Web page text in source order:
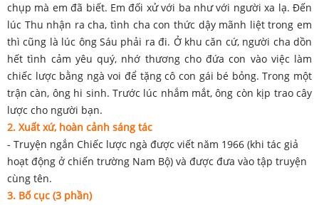
chụp mà em đã biết. Em đối xử với ba như với người xa lạ. Đến
lúc Thu nhận ra cha, tình cha con thức dậy mãnh liệt trong em
thì cũng là lúc ông Sáu phải ra đi. Ở khu căn cứ, người cha dồn
hết tình cảm yêu quý, nhớ thương cho đứa con vào việc làm
chiếc lược bằng ngà voi để tặng cô con gái bé bỏng. Trong một
trận càn, ông hi sinh. Trước lúc nhắm mắt, ông còn kịp trao cây
lược cho người bạn.
2. Xuất xứ, hoàn cảnh sáng tác
- Truyện ngắn Chiếc lược ngà được viết năm 1966 (khi tác giả
hoạt động ở chiến trường Nam Bộ) và được đưa vào tập truyện
cùng tên.
3. Bố cục (3 phần)